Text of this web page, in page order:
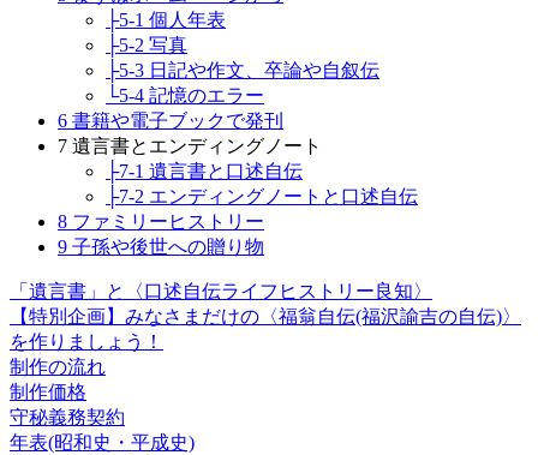
├5-1 個人年表
├5-2 写真
├5-3 日記や作文、卒論や自叙伝
└5-4 記憶のエラー
6 書籍や電子ブックで発刊
7 遺言書とエンディングノート
├7-1 遺言書と口述自伝
├7-2 エンディングノートと口述自伝
8 ファミリーヒストリー
9 子孫や後世への贈り物
「遺言書」と〈口述自伝ライフヒストリー良知〉
【特別企画】みなさまだけの〈福翁自伝(福沢諭吉の自伝)〉
を作りましょう！
制作の流れ
制作価格
守秘義務契約
年表(昭和史・平成史)